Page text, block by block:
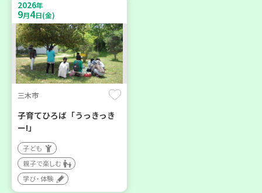
2026年
9月4日(金)
三木市
子育てひろば「うっきっき
ー!」
子ども
親子で楽しむ
学び・体験